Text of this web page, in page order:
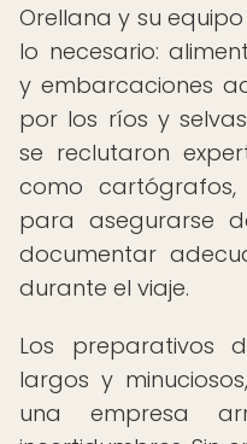
Orellana y su
lo necesario:
y embarcaciones
por los ríos y
se reclutaron
como
para asegurarse
documentar
durante el viaje.
Los preparativos
largos y
una empresa